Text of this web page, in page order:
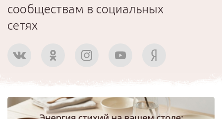
сообществам в социальных
сетях